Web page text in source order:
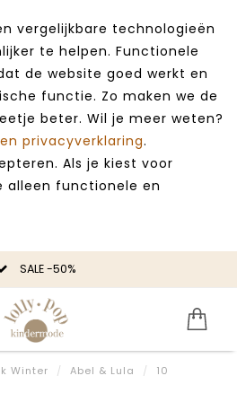
vergelijkbare technologieën
te helpen. Functionele
de website goed werkt en
functie. Zo maken we de
beter. Wil je meer weten?
privacyverklaring.
Als je kiest voor
alleen functionele en
SALE -50%
Winter / Abel & Lula / 10